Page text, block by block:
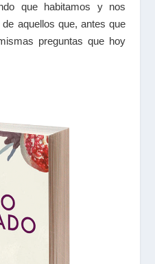
que habitamos y nos
aquellos que, antes que
preguntas que hoy